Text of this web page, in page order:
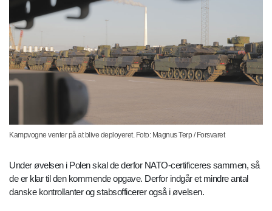
Kampvogne venter på at blive deployeret. Foto: Magnus Terp / Forsvaret
Under øvelsen i Polen skal de derfor NATO-certificeres sammen, så
de er klar til den kommende opgave. Derfor indgår et mindre antal
danske kontrollanter og stabsofficerer også i øvelsen.